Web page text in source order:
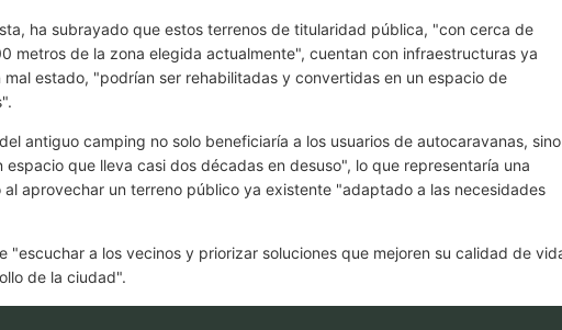
ha subrayado que estos terrenos de titularidad pública, "con cerca de
metros de la zona elegida actualmente", cuentan con infraestructuras ya
estado, "podrían ser rehabilitadas y convertidas en un espacio de
antiguo camping no solo beneficiaría a los usuarios de autocaravanas, sino
que lleva casi dos décadas en desuso", lo que representaría una
aprovechar un terreno público ya existente "adaptado a las necesidades
"escuchar a los vecinos y priorizar soluciones que mejoren su calidad de
de la ciudad".